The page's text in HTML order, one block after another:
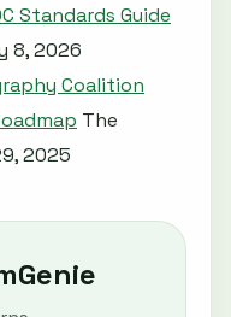
Standards Guide
8, 2026
Coalition
The
2025